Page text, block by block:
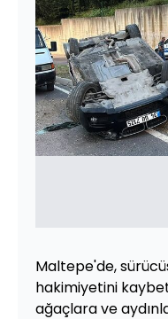
Maltepe'de,
hakimiyetini
ağaçlara ve